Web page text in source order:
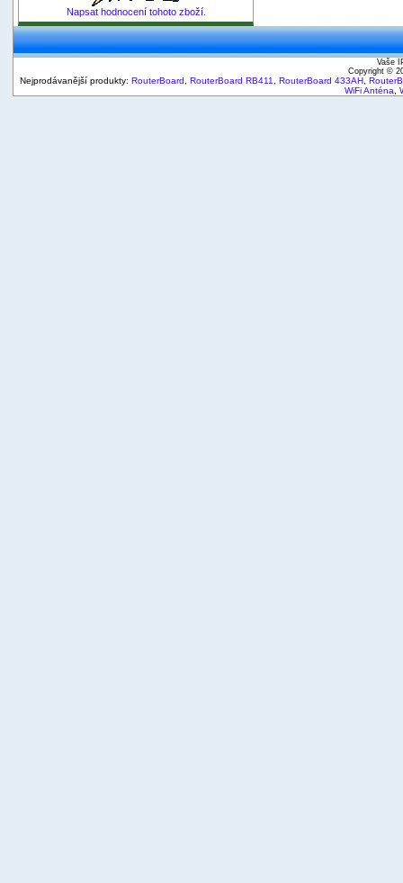
Napsat hodnocení tohoto zboží.
Vaše
Copyright ©
Nejprodávanější produkty: RouterBoard RouterBoard RB411 RouterBoard 433AH
WiFi Anténa